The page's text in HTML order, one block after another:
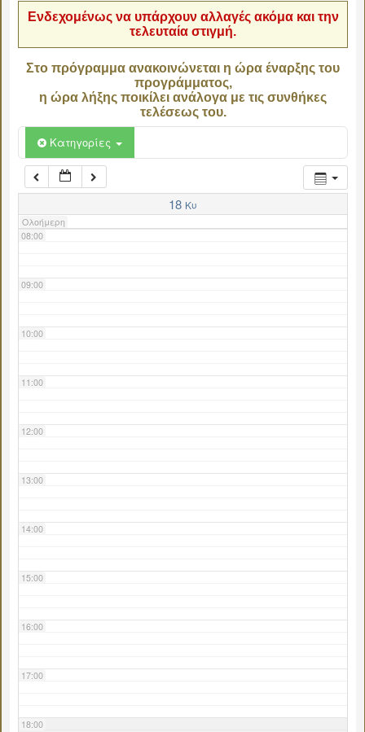
Ενδεχομένως να υπάρχουν αλλαγές ακόμα και την
τελευταία στιγμή.
Στο πρόγραμμα ανακοινώνεται η ώρα έναρξης του
προγράμματος,
η ώρα λήξης ποικίλει ανάλογα με τις συνθήκες
τελέσεως του.
Κατηγορίες
18 Κυ
Ολοήμερη
06:00
07:00
08:00
09:00
10:00
11:00
12:00
13:00
14:00
15:00
16:00
17:00
18:00